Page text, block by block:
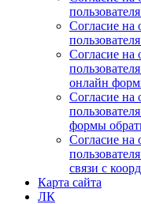
Согласие на
Согласие на
онлайн
Согласие на
формы
Согласие на
связи с
Карта сайта
ЛК